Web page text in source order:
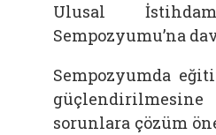
Ulusal
Sempozyumu’na
Sempozyumda
sorunlara çözüm